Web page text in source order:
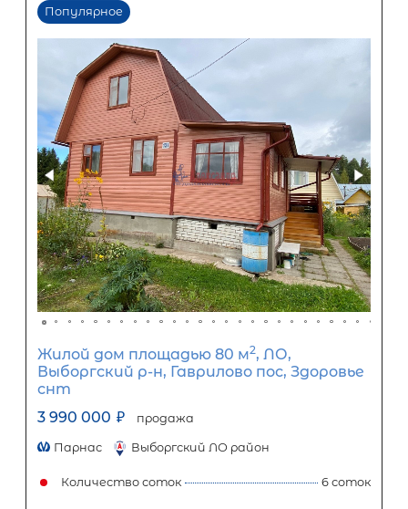
Размер кредита
1 400 000 ₽
Первый взнос
2 100 000 ₽
Задать вопрос Отправить заявку
ООО «АЛЕКСАНДР-НЕДВИЖИМОСТЬ» не является кредитной
организацией. Кредит предоставляется банками-
об условиях кредитования обратитесь к менеджерам нашей
(Санкт-Петербург ул. Боткинская д. 15 тел. +7(812) 200-4000 )